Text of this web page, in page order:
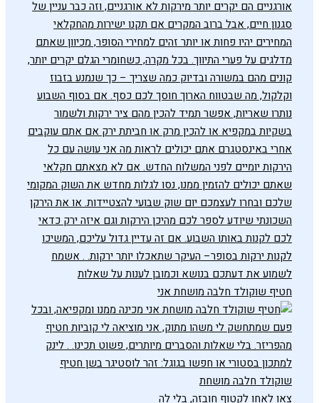
חטיף שוקולד חלבה מושחת אני
צאו לאחו לקטוף חובזה, בלי לה